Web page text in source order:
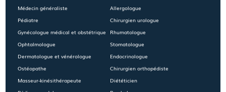
Médecin généraliste
Pédiatre
Gynécologue médical et obstétrique
Ophtalmologue
Dermatologue et vénérologue
Ostéopathe
Masseur-kinésithérapeute
Allergologue
Chirurgien urologue
Rhumatologue
Stomatologue
Endocrinologue
Chirurgien orthopédiste
Diététicien